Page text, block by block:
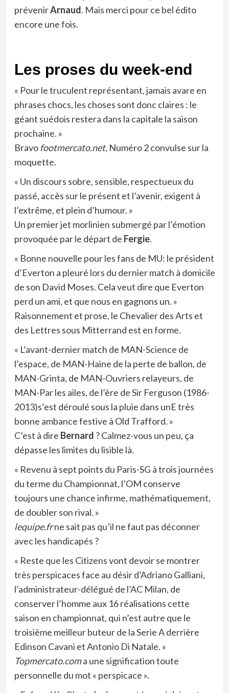
prévenirArnaud. Mais merci pour ce bel édito
encore une fois.
Les proses du week-end
« Pour le truculent représentant, jamais avare en
phrases chocs, les choses sont donc claires : le
géant suédois restera dans la capitale la saison
prochaine. »
Bravo footmercato.net, Numéro 2 convulse sur la
moquette.
« Un discours sobre, sensible, respectueux du
passé, accès sur le présent et l’avenir, exigent à
l’extrême, et plein d’humour. »
Un premier jet morlinien submergé par l’émotion
provoquée par le départ de Fergie.
« Bonne nouvelle pour les fans de MU: le président
d’Everton a pleuré lors du dernier match à domicile
de son David Moses. Cela veut dire que Everton
perd un ami, et que nous en gagnons un. »
Raisonnement et prose, le Chevalier des Arts et
des Lettres sous Mitterrand est en forme.
« L’avant-dernier match de MAN-Science de
l’espace, de MAN-Haine de la perte de ballon, de
MAN-Grinta, de MAN-Ouvriers relayeurs, de
MAN-Par les ailes, de l’ère de Sir Ferguson (1986-
2013)s’est déroulé sous la pluie dans unE très
bonne ambance festive à Old Trafford. »
C’est à dire Bernard ? Calmez-vous un peu, ça
dépasse les limites du lisible là.
« Revenu à sept points du Paris-SG à trois journées
du terme du Championnat, l’OM conserve
toujours une chance infirme, mathématiquement,
de doubler son rival. »
lequipe.frne sait pas qu’il ne faut pas déconner
avec les handicapés ?
« Reste que les Citizens vont devoir se montrer
très perspicaces face au désir d’Adriano Galliani,
l’administrateur-délégué de l’AC Milan, de
conserver l’homme aux 16 réalisations cette
saison en championnat, qui n’est autre que le
troisième meilleur buteur de la Serie A derrière
Edinson Cavani et Antonio Di Natale. »
Topmercato.coma une signification toute
personnelle du mot « perspicace ».